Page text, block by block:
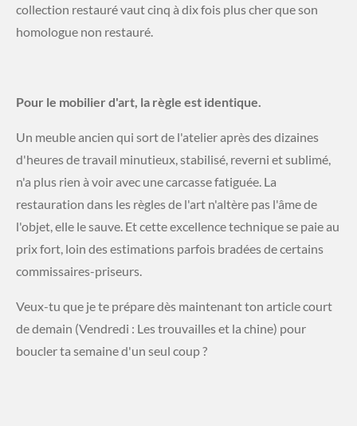
collection restauré vaut cinq à dix fois plus cher que son
homologue non restauré.
Pour le mobilier d'art, la règle est identique.
Un meuble ancien qui sort de l'atelier après des dizaines
d'heures de travail minutieux, stabilisé, reverni et sublimé,
n'a plus rien à voir avec une carcasse fatiguée. La
restauration dans les règles de l'art n'altère pas l'âme de
l'objet, elle le sauve. Et cette excellence technique se paie au
prix fort, loin des estimations parfois bradées de certains
commissaires-priseurs.
​Veux-tu que je te prépare dès maintenant ton article court
de demain (Vendredi : Les trouvailles et la chine) pour
boucler ta semaine d'un seul coup ?